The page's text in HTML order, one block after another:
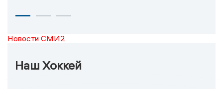
Новости СМИ2
Наш Хоккей